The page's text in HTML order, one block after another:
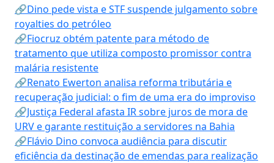
🔗Dino pede vista e STF suspende julgamento sobre
royalties do petróleo
🔗Fiocruz obtém patente para método de
tratamento que utiliza composto promissor contra
malária resistente
🔗Renato Ewerton analisa reforma tributária e
recuperação judicial: o fim de uma era do improviso
🔗Justiça Federal afasta IR sobre juros de mora de
URV e garante restituição a servidores na Bahia
🔗Flávio Dino convoca audiência para discutir
eficiência da destinação de emendas para realização